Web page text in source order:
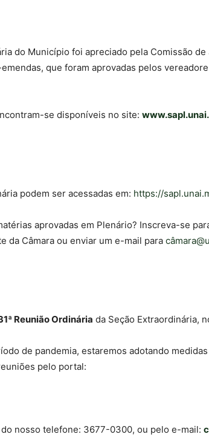
do Município foi apreciado pela Comissão
que foram aprovadas pelos
se disponíveis no site:
podem ser acessadas em: https://
aprovadas em Plenário? Inscreva-se
da Câmara ou enviar um e-mail para câ
Reunião Ordinária da Seção Extraordinária,
de pandemia, estaremos adotando
pelo portal:
nosso telefone: 3677-0300, ou pelo e-mail: